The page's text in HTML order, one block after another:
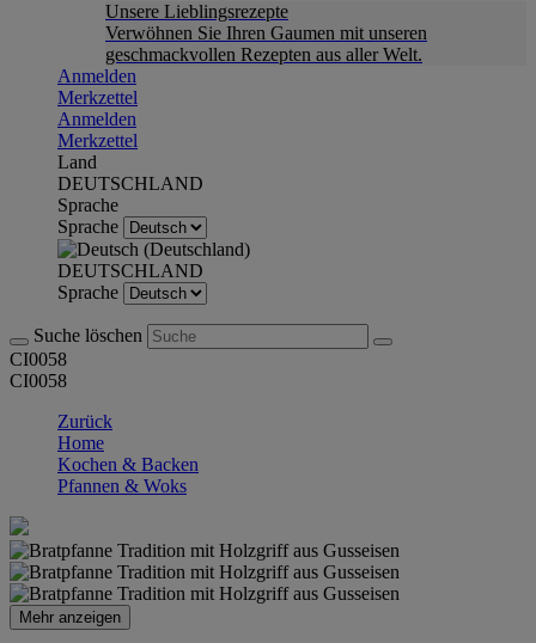
Unsere Lieblingsrezepte
Verwöhnen Sie Ihren Gaumen mit unseren
geschmackvollen Rezepten aus aller Welt.
Anmelden
Merkzettel
Anmelden
Merkzettel
Land
DEUTSCHLAND
Sprache
Sprache
DEUTSCHLAND
Sprache
Suche löschen
CI0058
CI0058
Zurück
Home
Kochen & Backen
Pfannen & Woks
Mehr anzeigen